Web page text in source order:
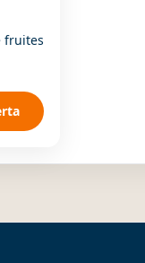
fruites